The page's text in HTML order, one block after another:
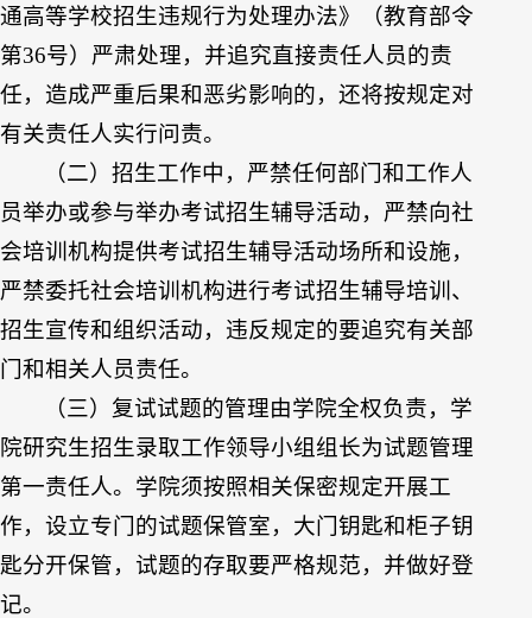
通高等学校招生违规行为处理办法》（教育部令
第36号）严肃处理，并追究直接责任人员的责
任，造成严重后果和恶劣影响的，还将按规定对
有关责任人实行问责。
（二）招生工作中，严禁任何部门和工作人
员举办或参与举办考试招生辅导活动，严禁向社
会培训机构提供考试招生辅导活动场所和设施，
严禁委托社会培训机构进行考试招生辅导培训、
招生宣传和组织活动，违反规定的要追究有关部
门和相关人员责任。
（三）复试试题的管理由学院全权负责，学
院研究生招生录取工作领导小组组长为试题管理
第一责任人。学院须按照相关保密规定开展工
作，设立专门的试题保管室，大门钥匙和柜子钥
匙分开保管，试题的存取要严格规范，并做好登
记。